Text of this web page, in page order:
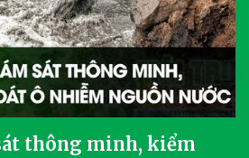
thông minh, kiểm